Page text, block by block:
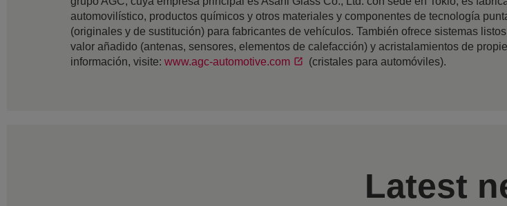
automovilístico, productos químicos y otros materiales y componentes de tecnología
(originales y de sustitución) para fabricantes de vehículos. También ofrece sistemas
valor añadido (antenas, sensores, elementos de calefacción) y acristalamientos de
información, visite: www.agc-automotive.com (cristales para automóviles).
Latest